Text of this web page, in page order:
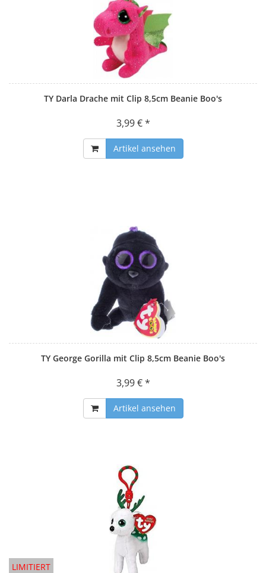
TY Darla Drache mit Clip 8,5cm Beanie Boo's
3,99 € *
Artikel ansehen
TY George Gorilla mit Clip 8,5cm Beanie Boo's
3,99 € *
Artikel ansehen
LIMITIERT